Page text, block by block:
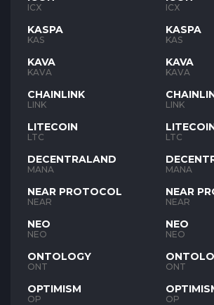
ICX
KASPA
KAS
KAVA
KAVA
CHAINLINK
LINK
LITECOIN
LTC
DECENTRALAND
MANA
NEAR PROTOCOL
NEAR
NEO
NEO
ONTOLOGY
ONT
OPTIMISM
OP
ICX
KASPA
KAS
KAVA
KAVA
LINK
LTC
MANA
NEAR
NEAR
NEO
NEO
ONT
OP